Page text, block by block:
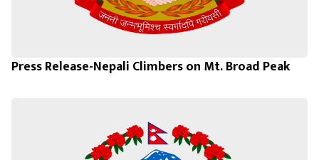
Press Release-Nepali Climbers on Mt. Broad Peak